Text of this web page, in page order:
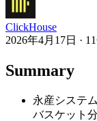
ClickHouse
2026年4月17日 ·
Summary
永産システ
バスケット